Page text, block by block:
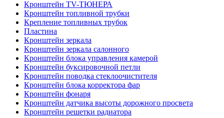
Кронштейн TV-ТЮНЕРА
Кронштейн топливной трубки
Крепление топливных трубок
Пластина
Кронштейн зеркала
Кронштейн зеркала салонного
Кронштейн блока управления камерой
Кронштейн буксировочной петли
Кронштейн поводка стеклоочистителя
Кронштейн блока корректора фар
Кронштейн фонаря
Кронштейн датчика высоты дорожного просвета
Кронштейн решетки радиатора